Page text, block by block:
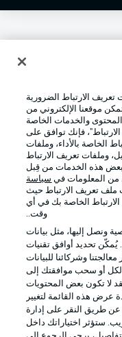
الارتباط الضرورية
موقعنا الإلكتروني من
والخدمات الخاصة
فإنك توافق على
الخاصة بالأداء، وملفات
وملفات تعريف الارتباط
بعض هذه الخدمات من قِبل
من المعلومات في سياسة
ملف تعريف الارتباط حيث
الخاصة بك في أي
وقت..
ونصل إليها، مثل بيانات
يُمكّن تحديد أوافق تقنيات
وشركائنا للبيانات
أو سحب موافقتك إلى
لا تكون بعض المحتويات
عرض هذه القائمة لتغيير
طريق النقر على إدارة
ستؤثر اختياراتك داخل